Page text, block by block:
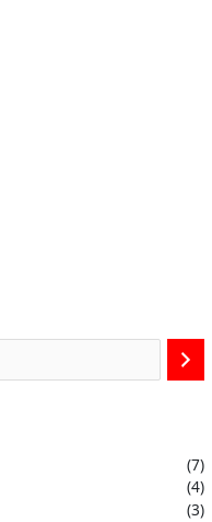
(7)
(4)
(3)